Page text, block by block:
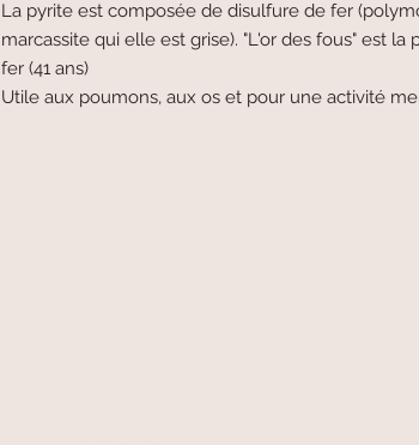
La pyrite est composée de disulfure de fer
marcassite qui elle est grise). "L'or des fous" est la
fer (41 ans)
Utile aux poumons, aux os et pour une activité